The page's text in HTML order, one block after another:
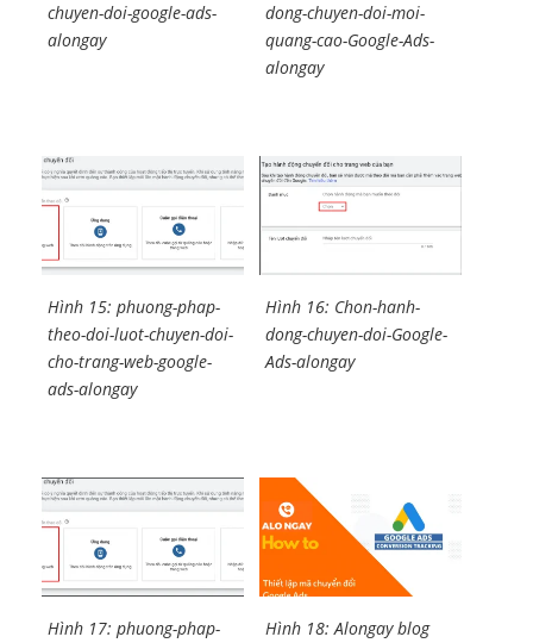
chuyen-doi-google-ads-
alongay
dong-chuyen-doi-moi-
quang-cao-Google-Ads-
alongay
Hình 15: phuong-phap-
theo-doi-luot-chuyen-doi-
cho-trang-web-google-
ads-alongay
Hình 16: Chon-hanh-
dong-chuyen-doi-Google-
Ads-alongay
Hình 17: phuong-phap-
Hình 18: Alongay blog